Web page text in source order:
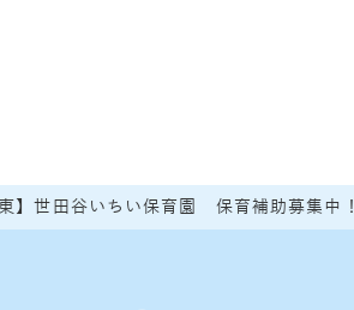
】世田谷いちい保育園 保育補助募集中！